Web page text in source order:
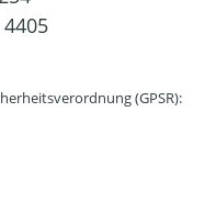
(GPSR):